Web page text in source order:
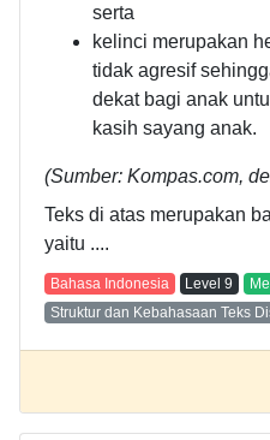
serta
kelinci merupakan
tidak agresif
dekat bagi anak
kasih sayang anak.
(Sumber: Kompas.com,
Teks di atas merupakan
yaitu ....
Bahasa Indonesia Level 9
Struktur dan Kebahasaan Teks